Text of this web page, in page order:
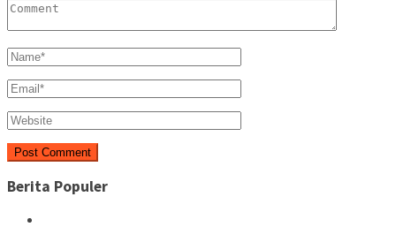
Berita Populer